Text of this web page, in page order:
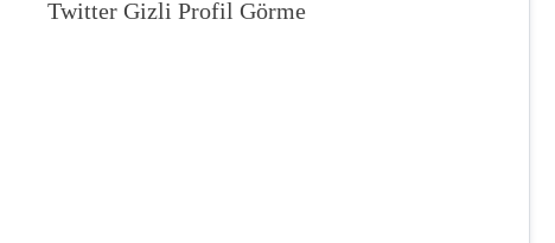
Twitter Gizli Profil Görme